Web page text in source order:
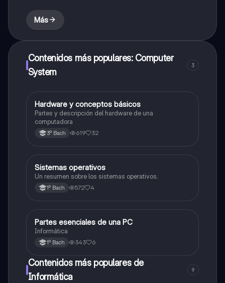
Más
Contenidos más populares: Computer
System
3
Informática
Hardware y conceptos básicos
Partes y descripción del hardware de una
computadora
3º Bach 619 32
Informática
Sistemas operativos
Un resumen sobre los sistemas operativos.
1º Bach 572 4
Informática
Partes esenciales de una PC
Informática
1º Bach 343 6
Contenidos más populares de
Informática
9